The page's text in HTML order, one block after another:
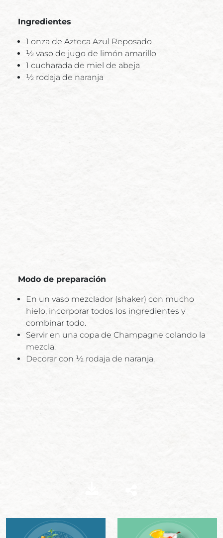
Ingredientes
1 onza de Azteca Azul Reposado
½ vaso de jugo de limón amarillo
1 cucharada de miel de abeja
½ rodaja de naranja
Modo de preparación
En un vaso mezclador (shaker) con mucho
hielo, incorporar todos los ingredientes y
combinar todo.
Servir en una copa de Champagne colando la
mezcla.
Decorar con ½ rodaja de naranja.